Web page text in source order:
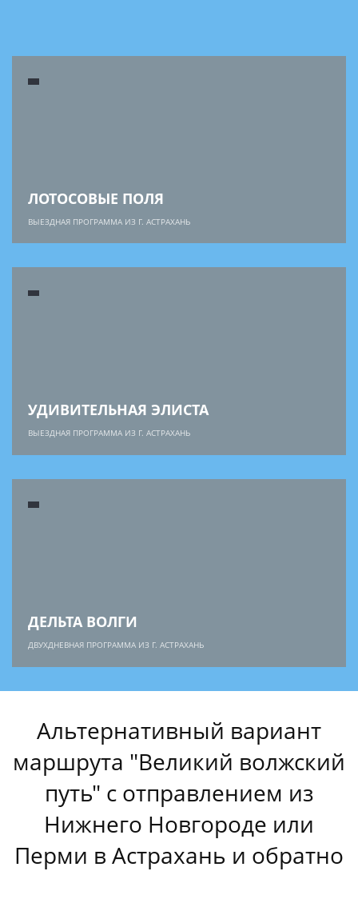
ЛОТОСОВЫЕ ПОЛЯ
ВЫЕЗДНАЯ ПРОГРАММА ИЗ Г. АСТРАХАНЬ
УДИВИТЕЛЬНАЯ ЭЛИСТА
ВЫЕЗДНАЯ ПРОГРАММА ИЗ Г. АСТРАХАНЬ
ДЕЛЬТА ВОЛГИ
ДВУХДНЕВНАЯ ПРОГРАММА ИЗ Г. АСТРАХАНЬ
Альтернативный вариант
маршрута "Великий волжский
путь" с отправлением из
Нижнего Новгороде или
Перми в Астрахань и обратно